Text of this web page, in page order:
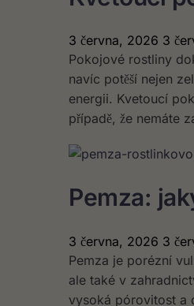
3 června, 2026 3
Pokojové rostliny
navíc potěší nejen
energii. Kvetoucí
případě, že nemáte
Pemza:
3 června, 2026 3
Pemza je porézní
ale také v
vysoká pórovitost a